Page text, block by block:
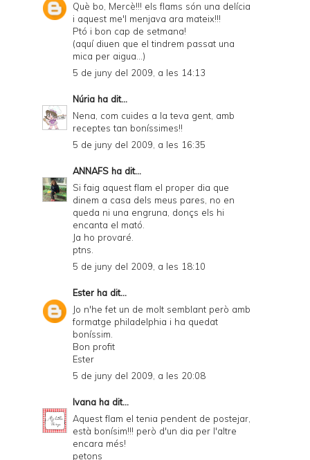
Què bo, Mercè!!! els flams són una delícia
i aquest me'l menjava ara mateix!!!
Ptó i bon cap de setmana!
(aquí diuen que el tindrem passat una
mica per aigua...)
5 de juny del 2009, a les 14:13
Núria ha dit...
Nena, com cuides a la teva gent, amb
receptes tan boníssimes!!
5 de juny del 2009, a les 16:35
ANNAFS ha dit...
Si faig aquest flam el proper dia que
dinem a casa dels meus pares, no en
queda ni una engruna, donçs els hi
encanta el mató.
Ja ho provaré.
ptns.
5 de juny del 2009, a les 18:10
Ester ha dit...
Jo n'he fet un de molt semblant però amb
formatge philadelphia i ha quedat
boníssim.
Bon profit
Ester
5 de juny del 2009, a les 20:08
Ivana ha dit...
Aquest flam el tenia pendent de postejar,
està bonísim!!! però d'un dia per l'altre
encara més!
petons